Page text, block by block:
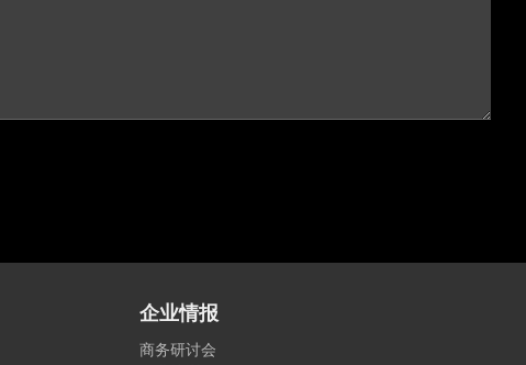
企业情报
商务研讨会